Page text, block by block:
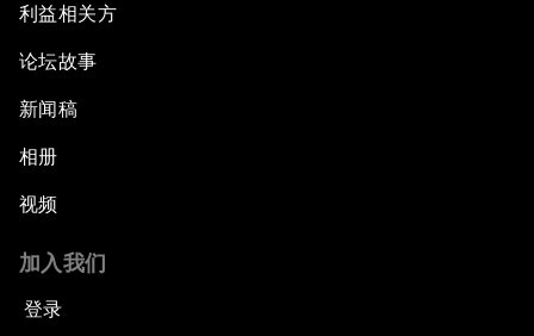
利益相关方
论坛故事
新闻稿
相册
视频
加入我们
登录